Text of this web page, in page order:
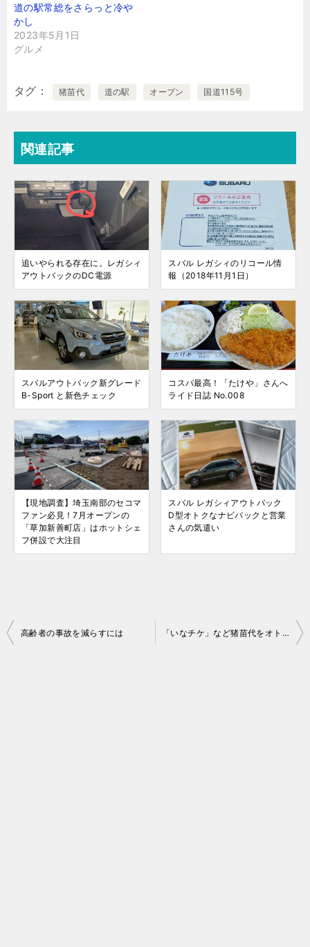
道の駅常総をさらっと冷や
かし
2023年5月1日
グルメ
タグ 猪苗代 道の駅 オープン 国道115号
関連記事
追いやられる存在に。レガシィ
アウトバックのDC電源
スバル レガシィのリコール情
報（2018年11月1日）
スバルアウトバック新グレード
B-Sport と新色チェック
コスパ最高！「たけや」さんへ
ライド日誌 No.008
【現地調査】埼玉南部のセコマ
ファン必見！7月オープンの
「草加新善町店」はホットシェ
フ併設で大注目
スバル レガシィアウトバック
D型オトクなナビパックと営業
さんの気遣い
投
高齢者の事故を減らすには 「いなチケ」など猪苗代をオトクに楽しむチケットのご紹介！！2016-17